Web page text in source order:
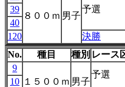
８００ｍ 男子
予選
39
40
120
決勝
No.
種目 種別 レース
9
１５００ｍ 男子
予選
10